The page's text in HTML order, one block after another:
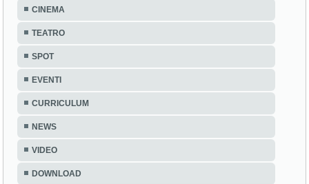
CINEMA
TEATRO
SPOT
EVENTI
CURRICULUM
NEWS
VIDEO
DOWNLOAD